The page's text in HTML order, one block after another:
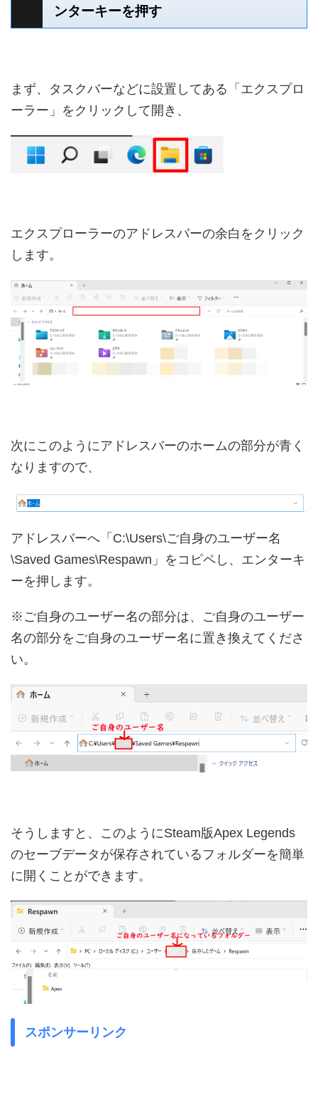
ンターキーを押す
まず、タスクバーなどに設置してある「エクスプロ
ーラー」をクリックして開き、
エクスプローラーのアドレスバーの余白をクリック
します。
次にこのようにアドレスバーのホームの部分が青く
なりますので、
アドレスバーへ「C:\Users\ご自身のユーザー名
\Saved Games\Respawn」をコピペし、エンターキ
ーを押します。
※ご自身のユーザー名の部分は、ご自身のユーザー
名の部分をご自身のユーザー名に置き換えてくださ
い。
そうしますと、このようにSteam版Apex Legends
のセーブデータが保存されているフォルダーを簡単
に開くことができます。
スポンサーリンク